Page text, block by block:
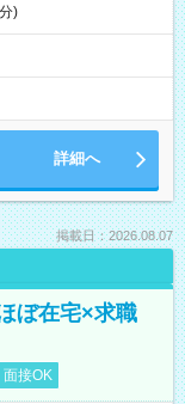
)
詳細へ
掲載日：2026.08.07
ぼ在宅×求職
面接OK